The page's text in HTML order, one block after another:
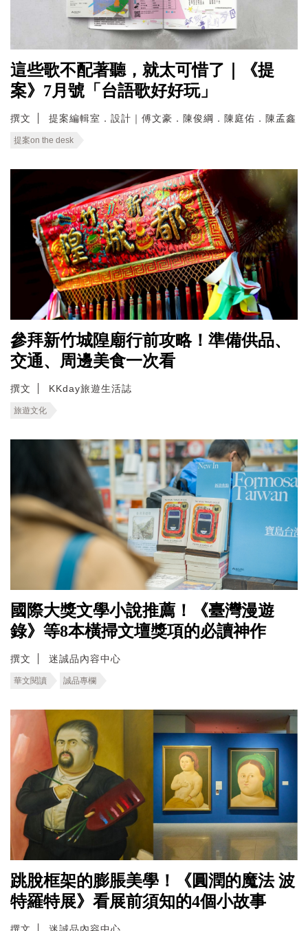
這些歌不配著聽，就太可惜了｜《提
案》7月號「台語歌好好玩」
撰文 提案編輯室．設計｜傅文豪．陳俊綱．陳庭佑．陳孟鑫
提案on the desk
參拜新竹城隍廟行前攻略！準備供品、
交通、周邊美食一次看
撰文 KKday旅遊生活誌
旅遊文化
國際大獎文學小說推薦！《臺灣漫遊
錄》等8本橫掃文壇獎項的必讀神作
撰文 迷誠品內容中心
華文閱讀 誠品專欄
跳脫框架的膨脹美學！《圓潤的魔法 波
特羅特展》看展前須知的4個小故事
撰文 迷誠品內容中心